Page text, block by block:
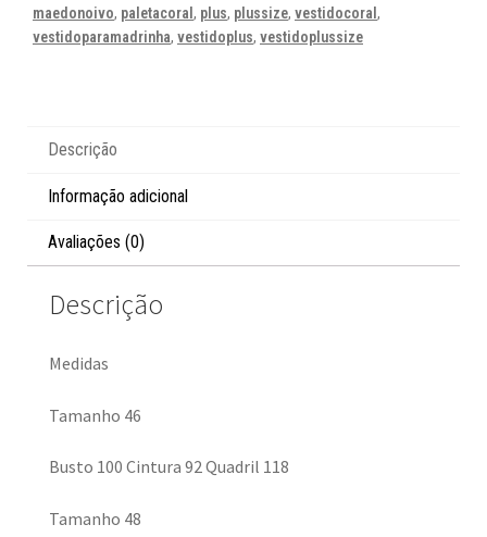
maedonoivo, paletacoral , plus, plussize, vestidocoral ,
vestidoparamadrinha, vestidoplus, vestidoplussize
Descrição
Informação adicional
Avaliações (0)
Descrição
Medidas
Tamanho 46
Busto 100 Cintura 92 Quadril 118
Tamanho 48